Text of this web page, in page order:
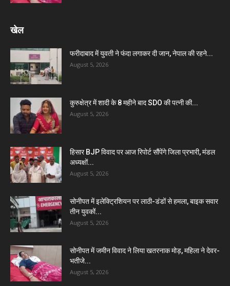
खेल
फरीदाबाद में युवती ने फंदा लगाकर दी जान, नेपाल की रहने...
August 5, 2026
कुरुक्षेत्र में शादी के 8 महीने बाद SDO की पत्नी की...
August 5, 2026
हिसार BJP विवाद पर आज रिपोर्ट सौंपेंगे जिला प्रभारी, मंडल
अध्यक्षों...
August 5, 2026
सोनीपत में इलेक्ट्रिशियन पर लाठी-डंडों से हमला, बाइक सवार
तीन युवकों...
August 5, 2026
सोनीपत में जमीन विवाद ने लिया खतरनाक मोड़, महिला ने देवर-
भतीजे...
August 5, 2026